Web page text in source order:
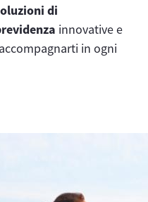
di
innovative e
in ogni